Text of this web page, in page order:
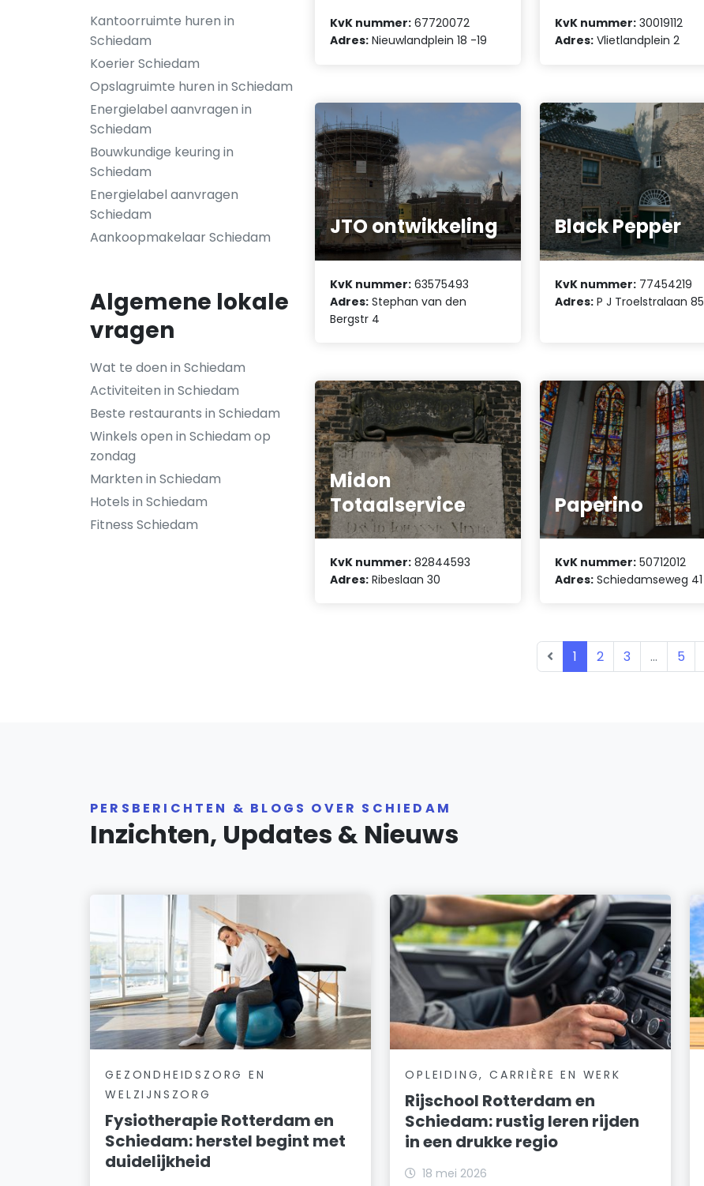
Kantoorruimte huren in
Schiedam
Koerier Schiedam
Opslagruimte huren in Schiedam
Energielabel aanvragen in
Schiedam
Bouwkundige keuring in
Schiedam
Energielabel aanvragen
Schiedam
Aankoopmakelaar Schiedam
Algemene lokale
vragen
Wat te doen in Schiedam
Activiteiten in Schiedam
Beste restaurants in Schiedam
Winkels open in Schiedam op
zondag
Markten in Schiedam
Hotels in Schiedam
Fitness Schiedam
KvK nummer: 67720072
Adres: Nieuwlandplein 18 -19
KvK nummer: 30019112
Adres: Vlietlandplein 2
JTO ontwikkeling
KvK nummer: 63575493
Adres: Stephan van den
Bergstr 4
Black Pepper
KvK nummer: 77454219
Adres: P J Troelstralaan 85
Midon
Totaalservice
KvK nummer: 82844593
Adres: Ribeslaan 30
Paperino
KvK nummer: 50712012
Adres: Schiedamseweg 41
1 2 3 ... 5
PERSBERICHTEN & BLOGS OVER SCHIEDAM
Inzichten, Updates & Nieuws
GEZONDHEIDSZORG EN
WELZIJNSZORG
Fysiotherapie Rotterdam en
Schiedam: herstel begint met
duidelijkheid
OPLEIDING, CARRIÈRE EN WERK
Rijschool Rotterdam en
Schiedam: rustig leren rijden
in een drukke regio
18 mei 2026